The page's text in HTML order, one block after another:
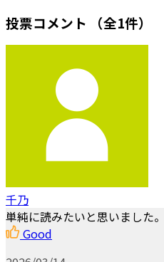
投票コメント （全1件）
千乃
単純に読みたいと思いました。
Good